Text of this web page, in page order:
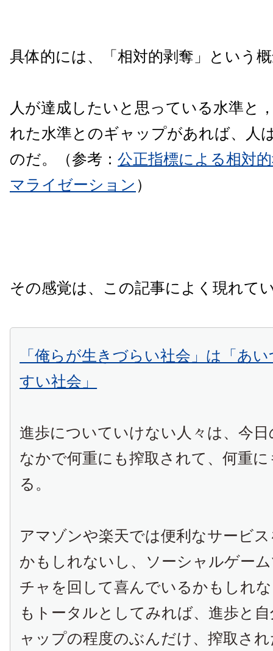
具体的には、「相対的剥奪」という
人が達成したいと思っている水準と
れた水準とのギャップがあれば、人
のだ。（参考： 公正指標による相対
マライゼーション ）
その感覚は、この記事によく現れて
「俺らが生きづらい社会」は「あ
すい社会」
進歩についていけない人々は、今
なかで何重にも搾取されて、何重
る。
アマゾンや楽天では便利なサービ
かもしれないし、ソーシャルゲー
チャを回して喜んでいるかもしれ
もトータルとしてみれば、進歩と
ャップの程度のぶんだけ、搾取さ